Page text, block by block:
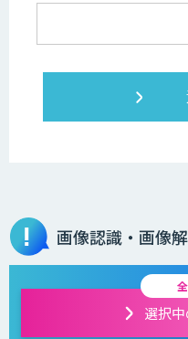
画像認識・画像
選択